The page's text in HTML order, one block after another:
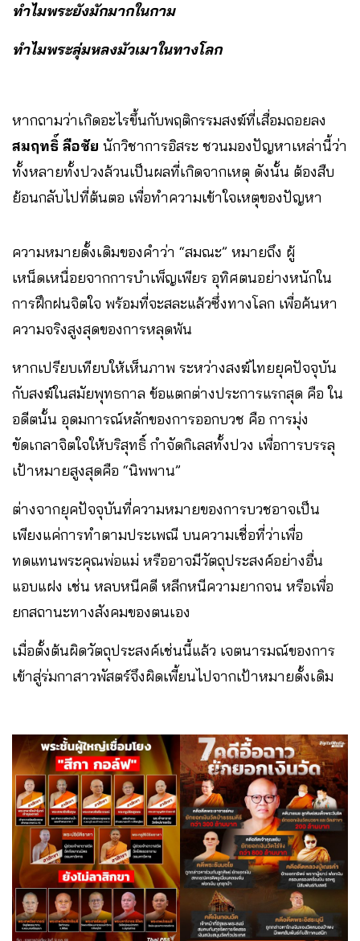
ทําไมพระยังมักมากในกาม
ทำไมพระลุ่มหลงมัวเมาในทางโลก
หากถามว่าเกิดอะไรขึ้นกับพฤติกรรมสงฆ์ที่เสื่อมถอยลง
สมฤทธิ์ ลือชัย นักวิชาการอิสระ ชวนมองปัญหาเหล่านี้ว่า
ทั้งหลายทั้งปวงล้วนเป็นผลที่เกิดจากเหตุ ดังนั้น ต้องสืบ
ย้อนกลับไปที่ต้นตอ เพื่อทำความเข้าใจเหตุของปัญหา
ความหมายดั้งเดิมของคำว่า “สมณะ” หมายถึง ผู้
เหน็ดเหนื่อยจากการบำเพ็ญเพียร อุทิศตนอย่างหนักใน
การฝึกฝนจิตใจ พร้อมที่จะสละแล้วซึ่งทางโลก เพื่อค้นหา
ความจริงสูงสุดของการหลุดพ้น
หากเปรียบเทียบให้เห็นภาพ ระหว่างสงฆ์ไทยยุคปัจจุบัน
กับสงฆ์ในสมัยพุทธกาล ข้อแตกต่างประการแรกสุด คือ ใน
อดีตนั้น อุดมการณ์หลักของการออกบวช คือ การมุ่ง
ขัดเกลาจิตใจให้บริสุทธิ์ กำจัดกิเลสทั้งปวง เพื่อการบรรลุ
เป้าหมายสูงสุดคือ “นิพพาน”
ต่างจากยุคปัจจุบันที่ความหมายของการบวชอาจเป็น
เพียงแค่การทำตามประเพณี บนความเชื่อที่ว่าเพื่อ
ทดแทนพระคุณพ่อแม่ หรืออาจมีวัตถุประสงค์อย่างอื่น
แอบแฝง เช่น หลบหนีคดี หลีกหนีความยากจน หรือเพื่อ
ยกสถานะทางสังคมของตนเอง
เมื่อตั้งต้นผิดวัตถุประสงค์เช่นนี้แล้ว เจตนารมณ์ของการ
เข้าสู่ร่มกาสาวพัสตร์จึงผิดเพี้ยนไปจากเป้าหมายดั้งเดิม